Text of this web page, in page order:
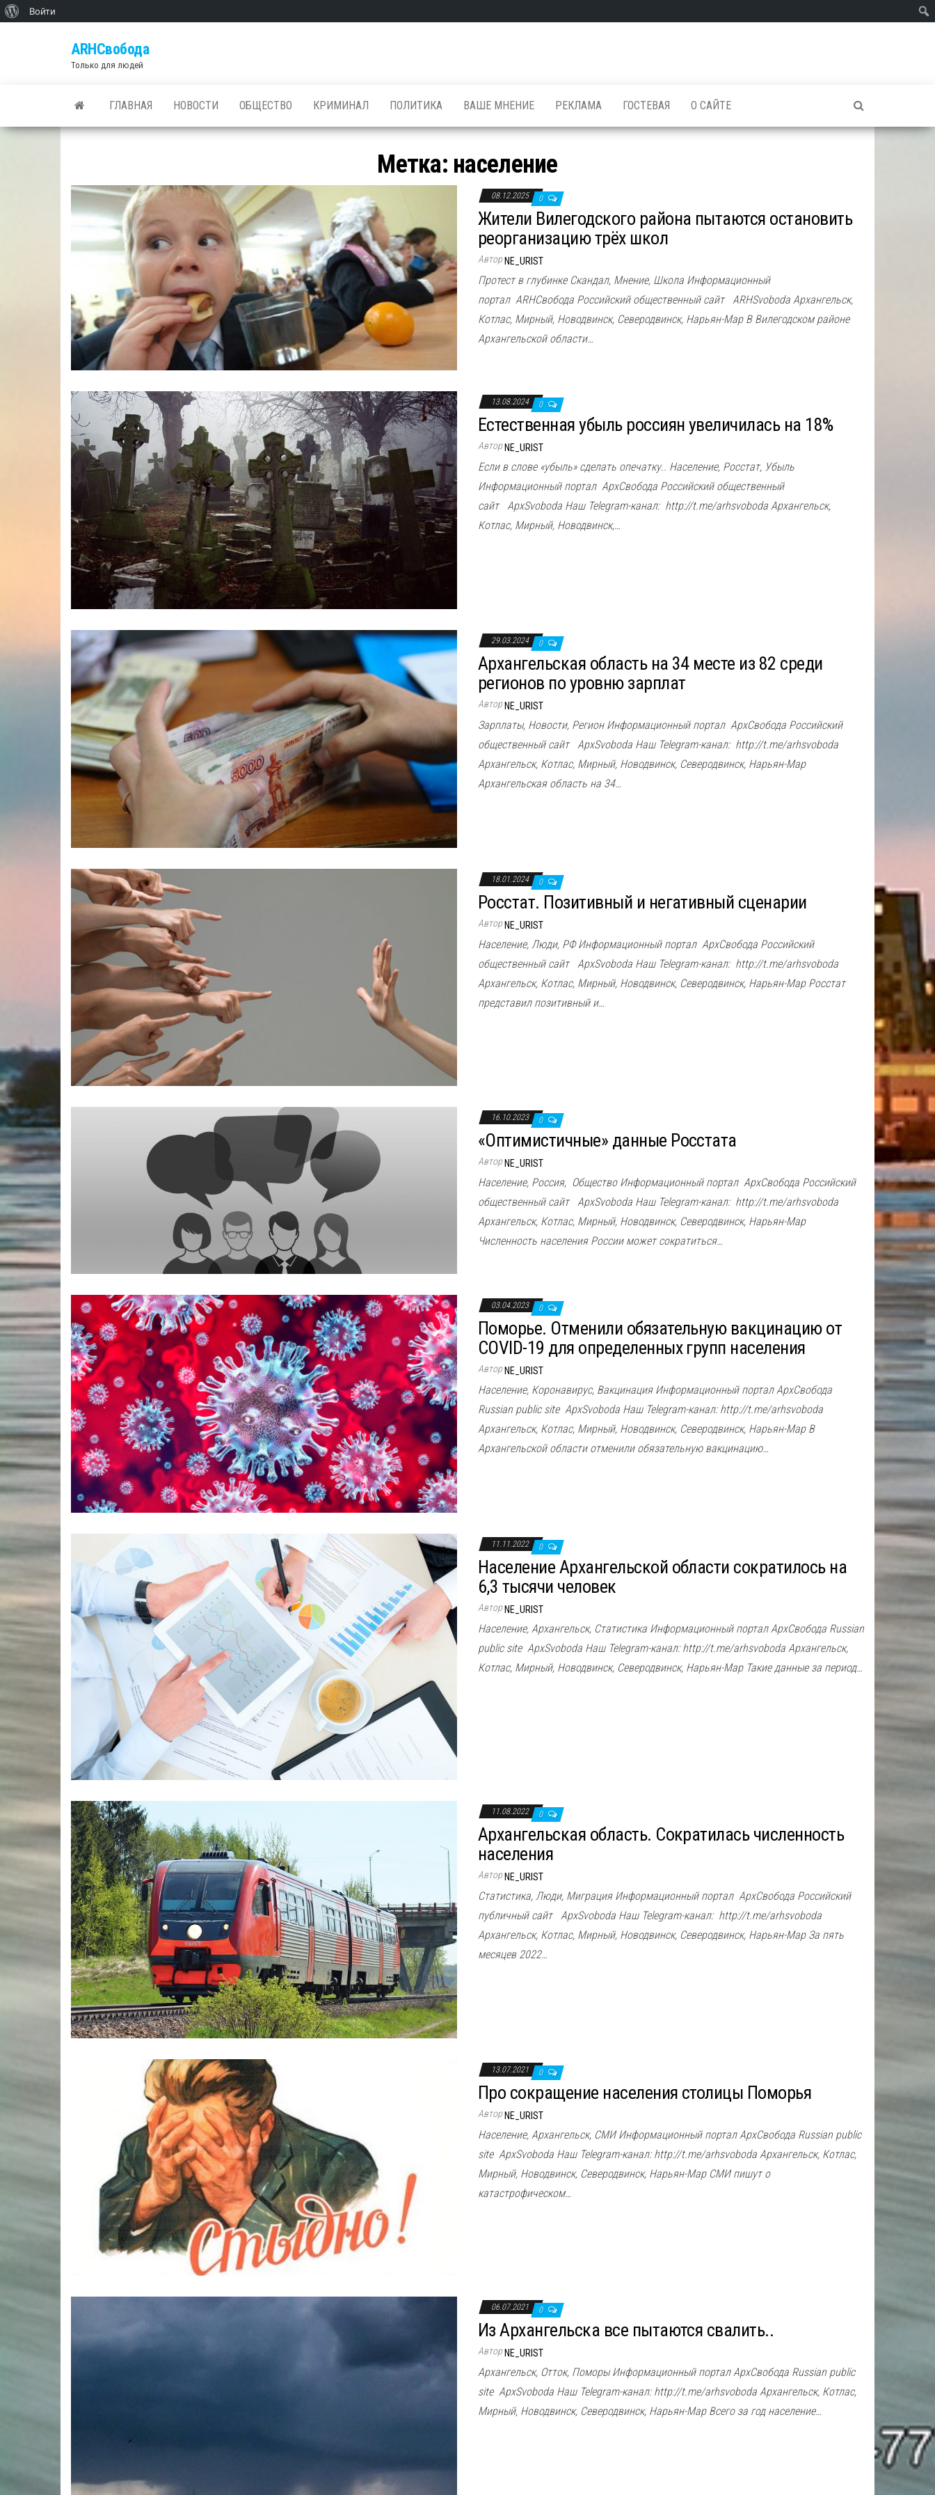
Войти
ARHСвобода
Только для людей
ГЛАВНАЯ НОВОСТИ ОБЩЕСТВО КРИМИНАЛ ПОЛИТИКА ВАШЕ МНЕНИЕ РЕКЛАМА ГОСТЕВАЯ О САЙТЕ
Метка: население
08.12.2025 0
Жители Вилегодского района пытаются остановить
реорганизацию трёх школ
Автор NE_URIST
Протест в глубинке Скандал, Мнение, Школа Информационный
портал ARHСвобода Российский общественный сайт ARHSvoboda Архангельск,
Котлас, Мирный, Новодвинск, Северодвинск, Нарьян-Мар В Вилегодском районе
Архангельской области…
13.08.2024 0
Естественная убыль россиян увеличилась на 18%
Автор NE_URIST
Если в слове «убыль» сделать опечатку.. Население, Росстат, Убыль
Информационный портал АрхСвобода Российский общественный
сайт ApxSvoboda Наш Telegram-канал: http://t.me/arhsvoboda Архангельск,
Котлас, Мирный, Новодвинск,…
29.03.2024 0
Архангельская область на 34 месте из 82 среди
регионов по уровню зарплат
Автор NE_URIST
Зарплаты, Новости, Регион Информационный портал АрхСвобода Российский
общественный сайт ApxSvoboda Наш Telegram-канал: http://t.me/arhsvoboda
Архангельск, Котлас, Мирный, Новодвинск, Северодвинск, Нарьян-Мар
Архангельская область на 34…
18.01.2024 0
Росстат. Позитивный и негативный сценарии
Автор NE_URIST
Население, Люди, РФ Информационный портал АрхСвобода Российский
общественный сайт ApxSvoboda Наш Telegram-канал: http://t.me/arhsvoboda
Архангельск, Котлас, Мирный, Новодвинск, Северодвинск, Нарьян-Мар Росстат
представил позитивный и…
16.10.2023 0
«Оптимистичные» данные Росстата
Автор NE_URIST
Население, Россия, Общество Информационный портал АрхСвобода Российский
общественный сайт ApxSvoboda Наш Telegram-канал: http://t.me/arhsvoboda
Архангельск, Котлас, Мирный, Новодвинск, Северодвинск, Нарьян-Мар
Численность населения России может сократиться…
03.04.2023 0
Поморье. Отменили обязательную вакцинацию от
COVID-19 для определенных групп населения
Автор NE_URIST
Население, Коронавирус, Вакцинация Информационный портал АрхСвобода
Russian public site ApxSvoboda Наш Telegram-канал: http://t.me/arhsvoboda
Архангельск, Котлас, Мирный, Новодвинск, Северодвинск, Нарьян-Мар В
Архангельской области отменили обязательную вакцинацию…
11.11.2022 0
Население Архангельской области сократилось на
6,3 тысячи человек
АвторNE_URIST
Население, Архангельск, Статистика Информационный портал АрхСвобода Russian
public site ApxSvoboda Наш Telegram-канал: http://t.me/arhsvoboda Архангельск,
Котлас, Мирный, Новодвинск, Северодвинск, Нарьян-Мар Такие данные за период…
11.08.2022 0
Архангельская область. Сократилась численность
населения
Автор NE_URIST
Статистика, Люди, Миграция Информационный портал АрхСвобода Российский
публичный сайт ApxSvoboda Наш Telegram-канал: http://t.me/arhsvoboda
Архангельск, Котлас, Мирный, Новодвинск, Северодвинск, Нарьян-Мар За пять
месяцев 2022…
13.07.2021 0
Про сокращение населения столицы Поморья
Автор NE_URIST
Население, Архангельск, СМИ Информационный портал АрхСвобода Russian public
site ApxSvoboda Наш Telegram-канал: http://t.me/arhsvoboda Архангельск, Котлас,
Мирный, Новодвинск, Северодвинск, Нарьян-Мар СМИ пишут о
катастрофическом…
06.07.2021 0
Из Архангельска все пытаются свалить..
Автор NE_URIST
Архангельск, Отток, Поморы Информационный портал АрхСвобода Russian public
site ApxSvoboda Наш Telegram-канал: http://t.me/arhsvoboda Архангельск, Котлас,
Мирный, Новодвинск, Северодвинск, Нарьян-Мар Всего за год население…